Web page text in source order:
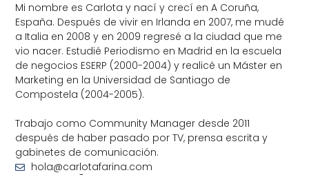
Mi nombre es Carlota y nací y crecí en A Coruña,
España. Después de vivir en Irlanda en 2007, me mudé
a Italia en 2008 y en 2009 regresé a la ciudad que me
vio nacer. Estudié Periodismo en Madrid en la escuela
de negocios ESERP (2000-2004) y realicé un Máster en
Marketing en la Universidad de Santiago de
Compostela (2004-2005).
Trabajo como Community Manager desde 2011
después de haber pasado por TV, prensa escrita y
gabinetes de comunicación.
hola@carlotafarina.com